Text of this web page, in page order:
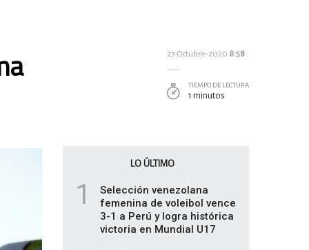
27-Octubre-2020 8:58
TIEMPO DE LECTURA
1 minutos
LO ÚLTIMO
1
Selección venezolana
femenina de voleibol vence
3-1 a Perú y logra histórica
victoria en Mundial U17